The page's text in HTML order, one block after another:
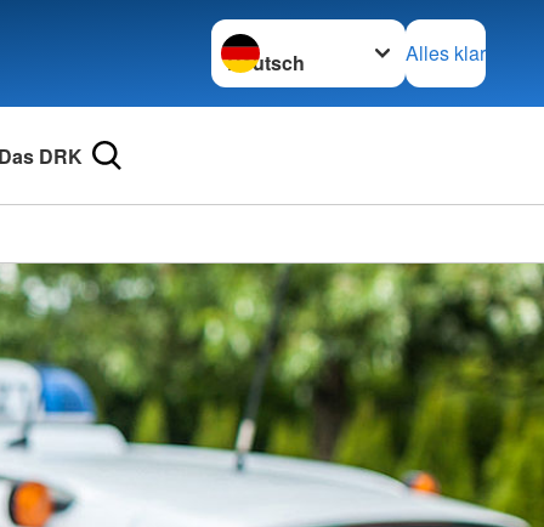
Sprache wechseln zu
Alles klar
Das DRK